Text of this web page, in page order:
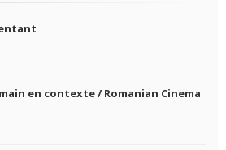
en contexte / Romanian Cinema